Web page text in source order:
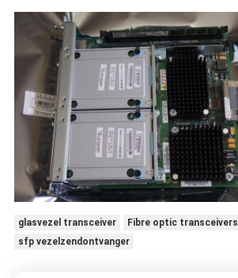
glasvezel transceiver
Fibre optic transceivers
sfp vezelzendontvanger